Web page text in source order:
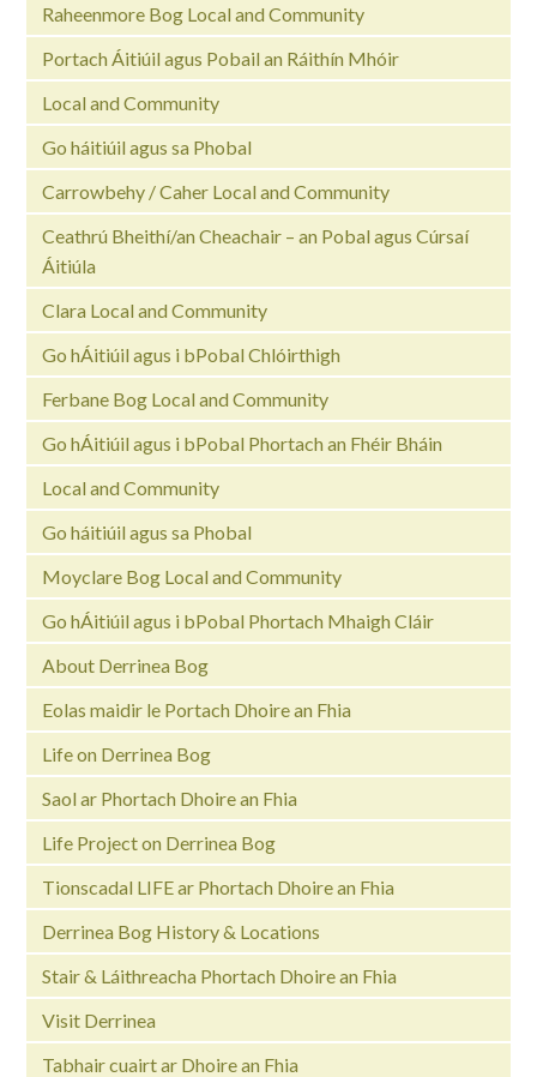
Raheenmore Bog Local and Community
Portach Áitiúil agus Pobail an Ráithín Mhóir
Local and Community
Go háitiúil agus sa Phobal
Carrowbehy / Caher Local and Community
Ceathrú Bheithí/an Cheachair – an Pobal agus Cúrsaí
Áitiúla
Clara Local and Community
Go hÁitiúil agus i bPobal Chlóirthigh
Ferbane Bog Local and Community
Go hÁitiúil agus i bPobal Phortach an Fhéir Bháin
Local and Community
Go háitiúil agus sa Phobal
Moyclare Bog Local and Community
Go hÁitiúil agus i bPobal Phortach Mhaigh Cláir
About Derrinea Bog
Eolas maidir le Portach Dhoire an Fhia
Life on Derrinea Bog
Saol ar Phortach Dhoire an Fhia
Life Project on Derrinea Bog
Tionscadal LIFE ar Phortach Dhoire an Fhia
Derrinea Bog History & Locations
Stair & Láithreacha Phortach Dhoire an Fhia
Visit Derrinea
Tabhair cuairt ar Dhoire an Fhia